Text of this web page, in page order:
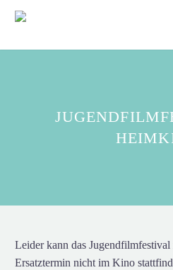
Leider kann das Jugendfilmfestival
Ersatztermin nicht im Kino